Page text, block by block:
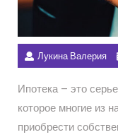
Лукина Валерия
Ипотека – это
которое многие из
приобрести